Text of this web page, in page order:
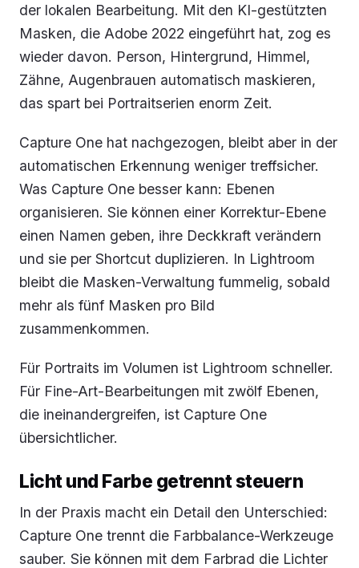
der lokalen Bearbeitung. Mit den KI-gestützten
Masken, die Adobe 2022 eingeführt hat, zog es
wieder davon. Person, Hintergrund, Himmel,
Zähne, Augenbrauen automatisch maskieren,
das spart bei Portraitserien enorm Zeit.
Capture One hat nachgezogen, bleibt aber in der
automatischen Erkennung weniger treffsicher.
Was Capture One besser kann: Ebenen
organisieren. Sie können einer Korrektur-Ebene
einen Namen geben, ihre Deckkraft verändern
und sie per Shortcut duplizieren. In Lightroom
bleibt die Masken-Verwaltung fummelig, sobald
mehr als fünf Masken pro Bild
zusammenkommen.
Für Portraits im Volumen ist Lightroom schneller.
Für Fine-Art-Bearbeitungen mit zwölf Ebenen,
die ineinandergreifen, ist Capture One
übersichtlicher.
Licht und Farbe getrennt steuern
In der Praxis macht ein Detail den Unterschied:
Capture One trennt die Farbbalance-Werkzeuge
sauber. Sie können mit dem Farbrad die Lichter